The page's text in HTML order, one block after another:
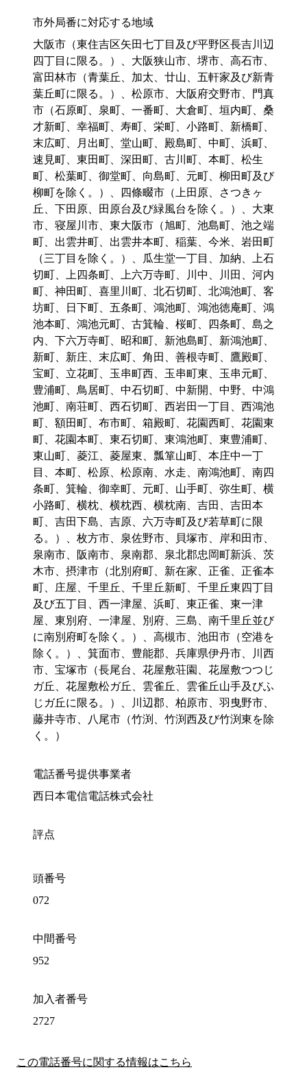
市外局番に対応する地域
大阪市（東住吉区矢田七丁目及び平野区長吉川辺
四丁目に限る。）、大阪狭山市、堺市、高石市、
富田林市（青葉丘、加太、廿山、五軒家及び新青
葉丘町に限る。）、松原市、大阪府交野市、門真
市（石原町、泉町、一番町、大倉町、垣内町、桑
才新町、幸福町、寿町、栄町、小路町、新橋町、
末広町、月出町、堂山町、殿島町、中町、浜町、
速見町、東田町、深田町、古川町、本町、松生
町、松葉町、御堂町、向島町、元町、柳田町及び
柳町を除く。）、四條畷市（上田原、さつきヶ
丘、下田原、田原台及び緑風台を除く。）、大東
市、寝屋川市、東大阪市（旭町、池島町、池之端
町、出雲井町、出雲井本町、稲葉、今米、岩田町
（三丁目を除く。）、瓜生堂一丁目、加納、上石
切町、上四条町、上六万寺町、川中、川田、河内
町、神田町、喜里川町、北石切町、北鴻池町、客
坊町、日下町、五条町、鴻池町、鴻池徳庵町、鴻
池本町、鴻池元町、古箕輪、桜町、四条町、島之
内、下六万寺町、昭和町、新池島町、新鴻池町、
新町、新庄、末広町、角田、善根寺町、鷹殿町、
宝町、立花町、玉串町西、玉串町東、玉串元町、
豊浦町、鳥居町、中石切町、中新開、中野、中鴻
池町、南荘町、西石切町、西岩田一丁目、西鴻池
町、額田町、布市町、箱殿町、花園西町、花園東
町、花園本町、東石切町、東鴻池町、東豊浦町、
東山町、菱江、菱屋東、瓢箪山町、本庄中一丁
目、本町、松原、松原南、水走、南鴻池町、南四
条町、箕輪、御幸町、元町、山手町、弥生町、横
小路町、横枕、横枕西、横枕南、吉田、吉田本
町、吉田下島、吉原、六万寺町及び若草町に限
る。）、枚方市、泉佐野市、貝塚市、岸和田市、
泉南市、阪南市、泉南郡、泉北郡忠岡町新浜、茨
木市、摂津市（北別府町、新在家、正雀、正雀本
町、庄屋、千里丘、千里丘新町、千里丘東四丁目
及び五丁目、西一津屋、浜町、東正雀、東一津
屋、東別府、一津屋、別府、三島、南千里丘並び
に南別府町を除く。）、高槻市、池田市（空港を
除く。）、箕面市、豊能郡、兵庫県伊丹市、川西
市、宝塚市（長尾台、花屋敷荘園、花屋敷つつじ
ガ丘、花屋敷松ガ丘、雲雀丘、雲雀丘山手及びふ
じガ丘に限る。）、川辺郡、柏原市、羽曳野市、
藤井寺市、八尾市（竹渕、竹渕西及び竹渕東を除
く。）
電話番号提供事業者
西日本電信電話株式会社
評点
頭番号
072
中間番号
952
加入者番号
2727
この電話番号に関する情報はこちら